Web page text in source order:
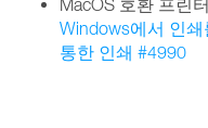
MacOS 호환 프린
Windows에서 인
통한 인쇄 #4990